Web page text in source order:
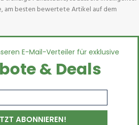
am besten bewertete Artikel auf dem
E-Mail-Verteiler für exklusive
& Deals